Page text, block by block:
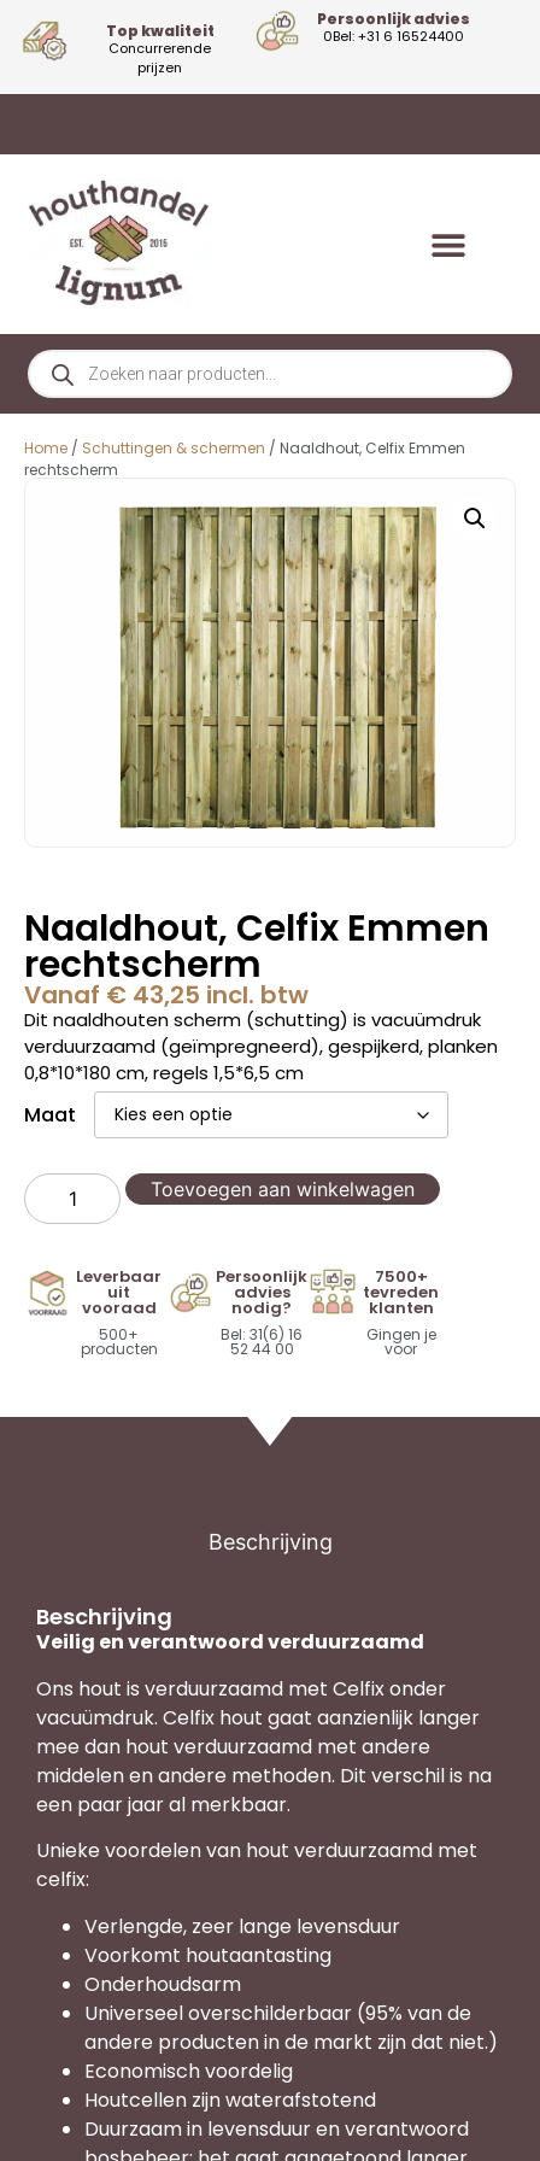
Top kwaliteit
Concurrerende
prijzen
Persoonlijk advies
0Bel: +31 6 16524400
Home / Schuttingen & schermen / Naaldhout, Celfix Emmen
rechtscherm
Naaldhout, Celfix Emmen
rechtscherm
Vanaf € 43,25 incl. btw
Dit naaldhouten scherm (schutting) is vacuümdruk
verduurzaamd (geïmpregneerd), gespijkerd, planken
0,8*10*180 cm, regels 1,5*6,5 cm
Maat
Toevoegen aan winkelwagen
Leverbaar
uit
vooraad
500+
producten
Persoonlijk
advies
nodig?
Bel: 31(6) 16
52 44 00
7500+
tevreden
klanten
Gingen je
voor
Beschrijving
Beschrijving
Veilig en verantwoord verduurzaamd
Ons hout is verduurzaamd met Celfix onder
vacuümdruk. Celfix hout gaat aanzienlijk langer
mee dan hout verduurzaamd met andere
middelen en andere methoden. Dit verschil is na
een paar jaar al merkbaar.
Unieke voordelen van hout verduurzaamd met
celfix:
Verlengde, zeer lange levensduur
Voorkomt houtaantasting
Onderhoudsarm
Universeel overschilderbaar (95% van de
andere producten in de markt zijn dat niet.)
Economisch voordelig
Houtcellen zijn waterafstotend
Duurzaam in levensduur en verantwoord